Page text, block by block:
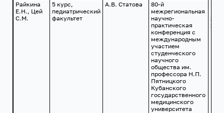
Райкина
Е.Н., Цей
С.М.
5 курс,
педиатрический
факультет
А.В. Статова
80-й
межрегиональная
научно-
практическая
конференция с
международным
участием
студенческого
научного
общества им.
профессора Н.П.
Пятницкого
Кубанского
государственного
медицинского
университета
24